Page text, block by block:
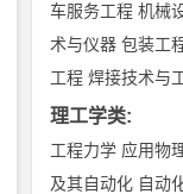
车服务工程 机械
术与仪器 包装工
工程 焊接技术与
理工学类:
工程力学 应用物
及其自动化 自动